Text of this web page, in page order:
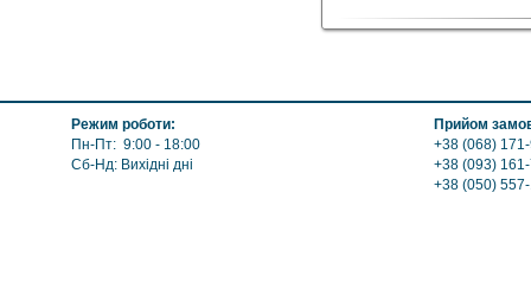
Высота: 190 см
Режим роботи:
Пн-Пт: 9:00 - 18:00
Сб-Нд: Вихідні дні
Прийом
+38 (068) 171-
+38 (093)
+38 (050)